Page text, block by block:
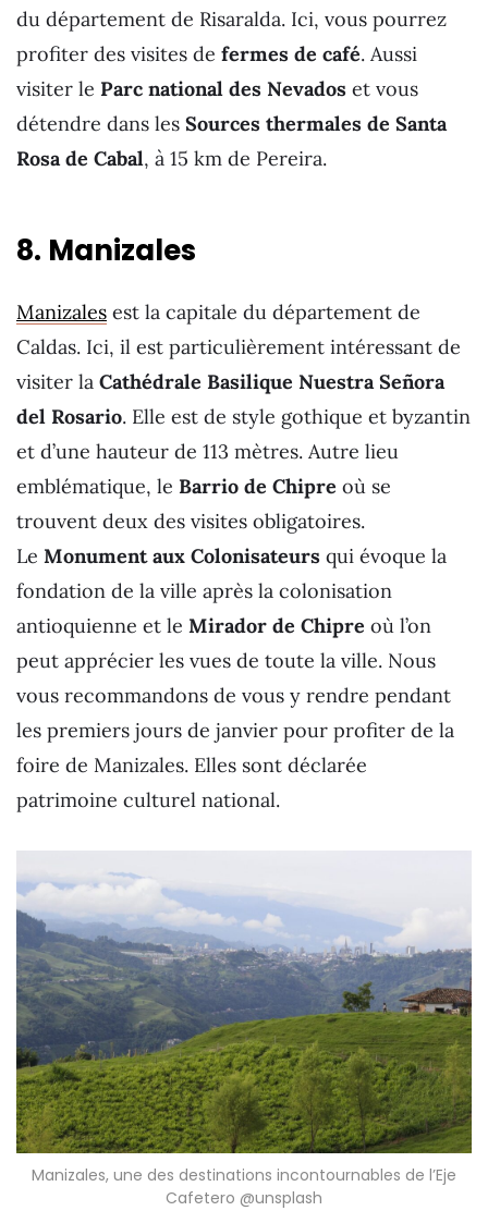
du département de Risaralda. Ici, vous pourrez
profiter des visites de fermes de café. Aussi
visiter le Parc national des Nevados et vous
détendre dans les Sources thermales de Santa
Rosa de Cabal, à 15 km de Pereira.
8. Manizales
Manizales est la capitale du département de
Caldas. Ici, il est particulièrement intéressant de
visiter la Cathédrale Basilique Nuestra Señora
del Rosario. Elle est de style gothique et byzantin
et d’une hauteur de 113 mètres. Autre lieu
emblématique, le Barrio de Chipre où se
trouvent deux des visites obligatoires.
Le Monument aux Colonisateurs qui évoque la
fondation de la ville après la colonisation
antioquienne et le Mirador de Chipre où l’on
peut apprécier les vues de toute la ville. Nous
vous recommandons de vous y rendre pendant
les premiers jours de janvier pour profiter de la
foire de Manizales. Elles sont déclarée
patrimoine culturel national.
Manizales, une des destinations incontournables de l’Eje
Cafetero @unsplash